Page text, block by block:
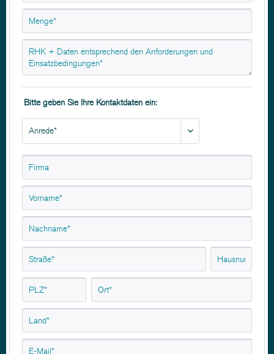
Bitte geben Sie Ihre Kontaktdaten ein: